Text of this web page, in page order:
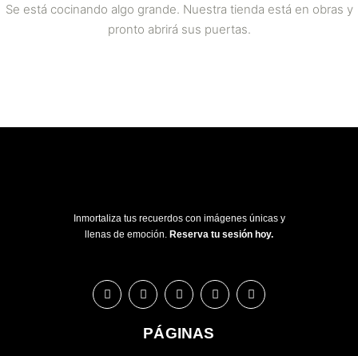
Se está cocinando algo grande. Nuestra tienda está en obras y
pronto abrirá sus puertas.
Inmortaliza tus recuerdos con imágenes únicas y
llenas de emoción. Reserva tu sesión hoy.
PÁGINAS